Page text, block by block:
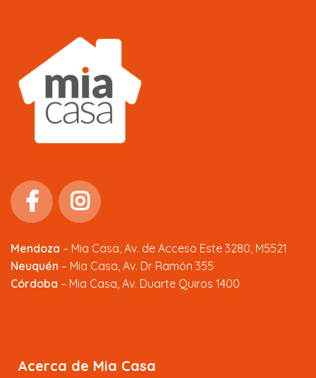
Mendoza – Mia Casa, Av. de Acceso Este 3280, M5521
Neuquén – Mia Casa, Av. Dr Ramón 355
Córdoba – Mia Casa, Av. Duarte Quiros 1400
Acerca de Mia Casa